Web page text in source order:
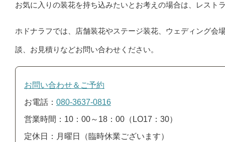
お気に入りの装花を持ち込みたいとお考えの場合は、レス
ホドナラフでは、店舗装花やステージ装花、ウェディング
談、お見積りなどお問い合わせください。
お問い合わせ＆ご予約
お電話： 080‐3637‐0816
営業時間：10：00～18：00（LO17：30）
定休日：月曜日（臨時休業ございます）